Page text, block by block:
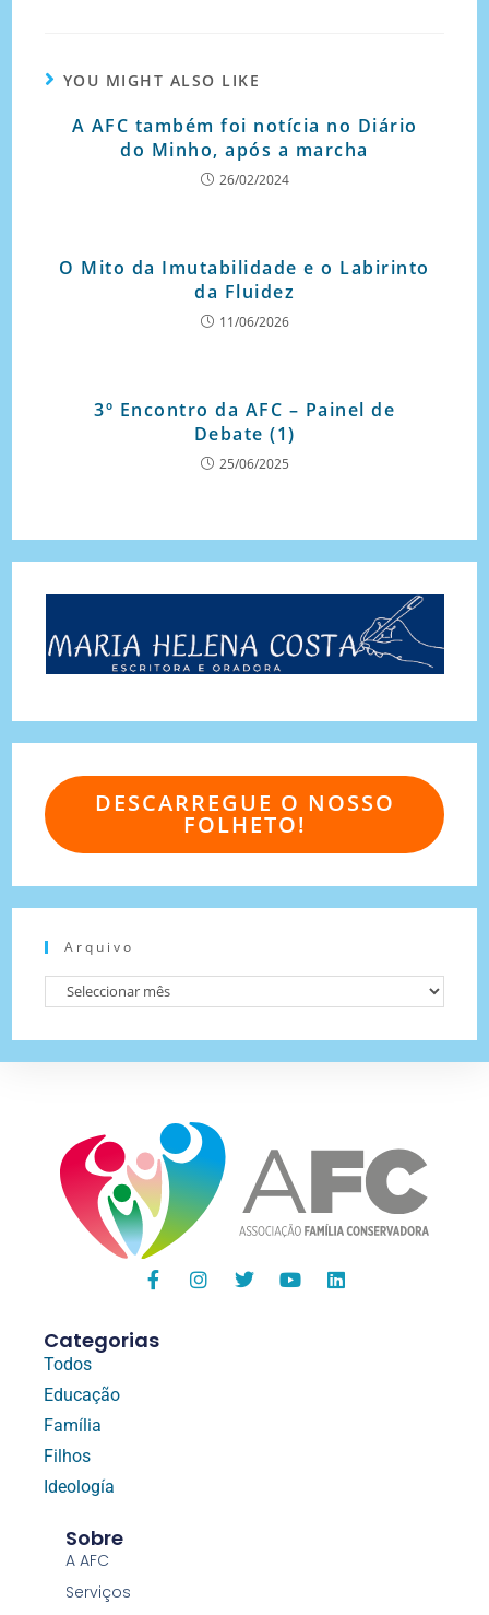
YOU MIGHT ALSO LIKE
A AFC também foi notícia no Diário
do Minho, após a marcha
26/02/2024
O Mito da Imutabilidade e o Labirinto
da Fluidez
11/06/2026
3º Encontro da AFC – Painel de
Debate (1)
25/06/2025
DESCARREGUE O NOSSO
FOLHETO!
Arquivo
Categorias
Todos
Educação
Família
Filhos
Ideología
Sobre
A AFC
Serviços